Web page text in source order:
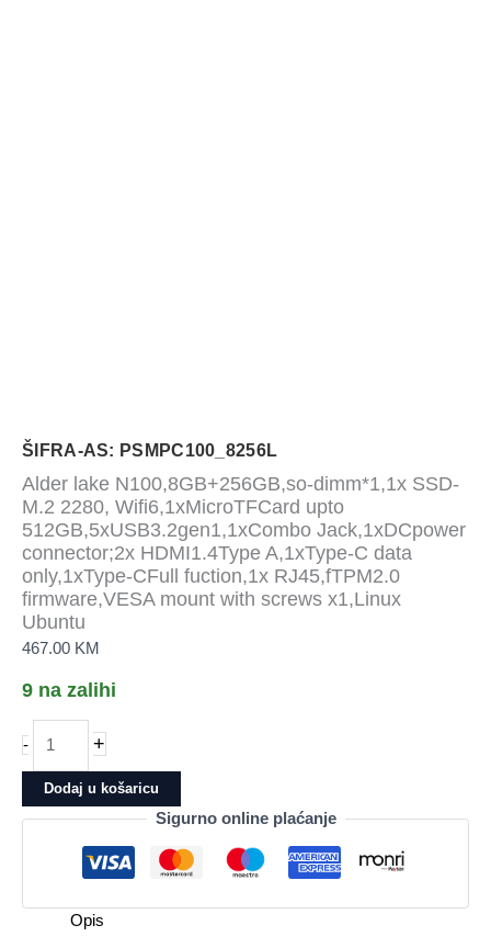
ŠIFRA-AS: PSMPC100_8256L
Alder lake N100,8GB+256GB,so-dimm*1,1x SSD-
M.2 2280, Wifi6,1xMicroTFCard upto
512GB,5xUSB3.2gen1,1xCombo Jack,1xDCpower
connector;2x HDMI1.4Type A,1xType-C data
only,1xType-CFull fuction,1x RJ45,fTPM2.0
firmware,VESA mount with screws x1,Linux
Ubuntu
467.00 KM
9 na zalihi
-
lake
N100,8GB+256GB,so-
dimm*1,1x
Wifi6,1xMicroTFCard
+
Dodaj u košaricu
Sigurno online plaćanje
Opis